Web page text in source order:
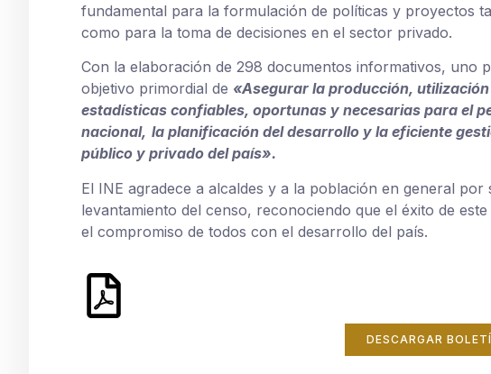
fundamental para la formulación de políticas y proyectos
como para la toma de decisiones en el sector privado.
Con la elaboración de 298 documentos informativos, uno
objetivo primordial de «Asegurar la producción,
estadísticas confiables, oportunas y necesarias para el
nacional, la planificación del desarrollo y la eficiente
público y privado del país».
El INE agradece a alcaldes y a la población en general
levantamiento del censo, reconociendo que el éxito de
el compromiso de todos con el desarrollo del país.
DESCARGAR